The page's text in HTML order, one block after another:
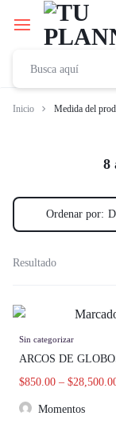
Inicio Medida del
8
Ordenar por:
Resultado
Sin categorizar
ARCOS DE
$850.00 – $
Momentos